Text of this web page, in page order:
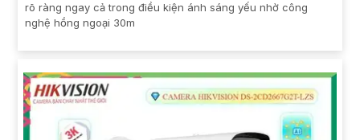
rõ ràng ngay cả trong điều kiện ánh sáng yếu nhờ công
nghệ hồng ngoại 30m